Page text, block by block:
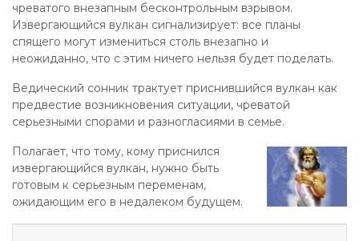
чреватого внезапным бесконтрольным взрывом.
Извергающийся вулкан сигнализирует: все планы
спящего могут измениться столь внезапно и
неожиданно, что с этим ничего нельзя будет поделать.
Ведический сонник трактует приснившийся вулкан как
предвестие возникновения ситуации, чреватой
серьезными спорами и разногласиями в семье.
Полагает, что тому, кому приснился
извергающийся вулкан, нужно быть
готовым к серьезным переменам,
ожидающим его в недалеком будущем.